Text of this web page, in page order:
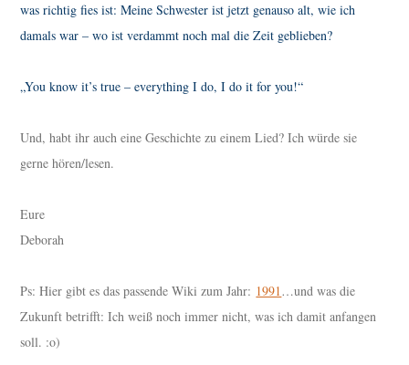
was richtig fies ist: Meine Schwester ist jetzt genauso alt, wie ich
damals war – wo ist verdammt noch mal die Zeit geblieben?
„You know it’s true – everything I do, I do it for you!“
Und, habt ihr auch eine Geschichte zu einem Lied? Ich würde sie
gerne hören/lesen.
Eure
Deborah
Ps: Hier gibt es das passende Wiki zum Jahr: 1991…und was die
Zukunft betrifft: Ich weiß noch immer nicht, was ich damit anfangen
soll. :o)